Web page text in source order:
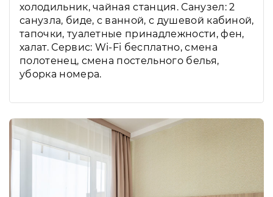
холодильник, чайная станция. Санузел: 2
санузла, биде, с ванной, с душевой кабиной,
тапочки, туалетные принадлежности, фен,
халат. Сервис: Wi-Fi бесплатно, смена
полотенец, смена постельного белья,
уборка номера.